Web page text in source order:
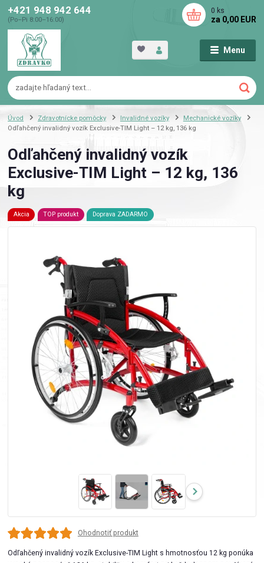
Menu
+421 948 942 644
(Po–Pi 8:00–16:00)
0 ks
za 0,00 EUR
Úvod Zdravotnícke pomôcky Invalidné vozíky
Mechanické vozíky
Odľahčený invalidný vozík Exclusive-TIM Light – 12 kg, 136 kg
Odľahčený invalidný vozík
Exclusive-TIM Light – 12 kg, 136
kg
Akcia TOP produkt Doprava ZADARMO
Ohodnotiť produkt
Odľahčený invalidný vozík Exclusive-TIM Light s hmotnosťou 12 kg ponúka